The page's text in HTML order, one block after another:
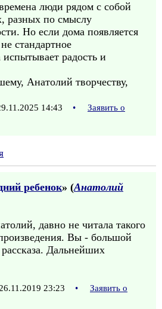
люди рядом с собой
разных по смыслу
Но если дома появляется
стандартное
радость и
Анатолий творчеству,
14:43 •
Заявить о
ребенок» (Анатолий
давно не читала такого
Вы - большой
Дальнейших
23:23 •
Заявить о